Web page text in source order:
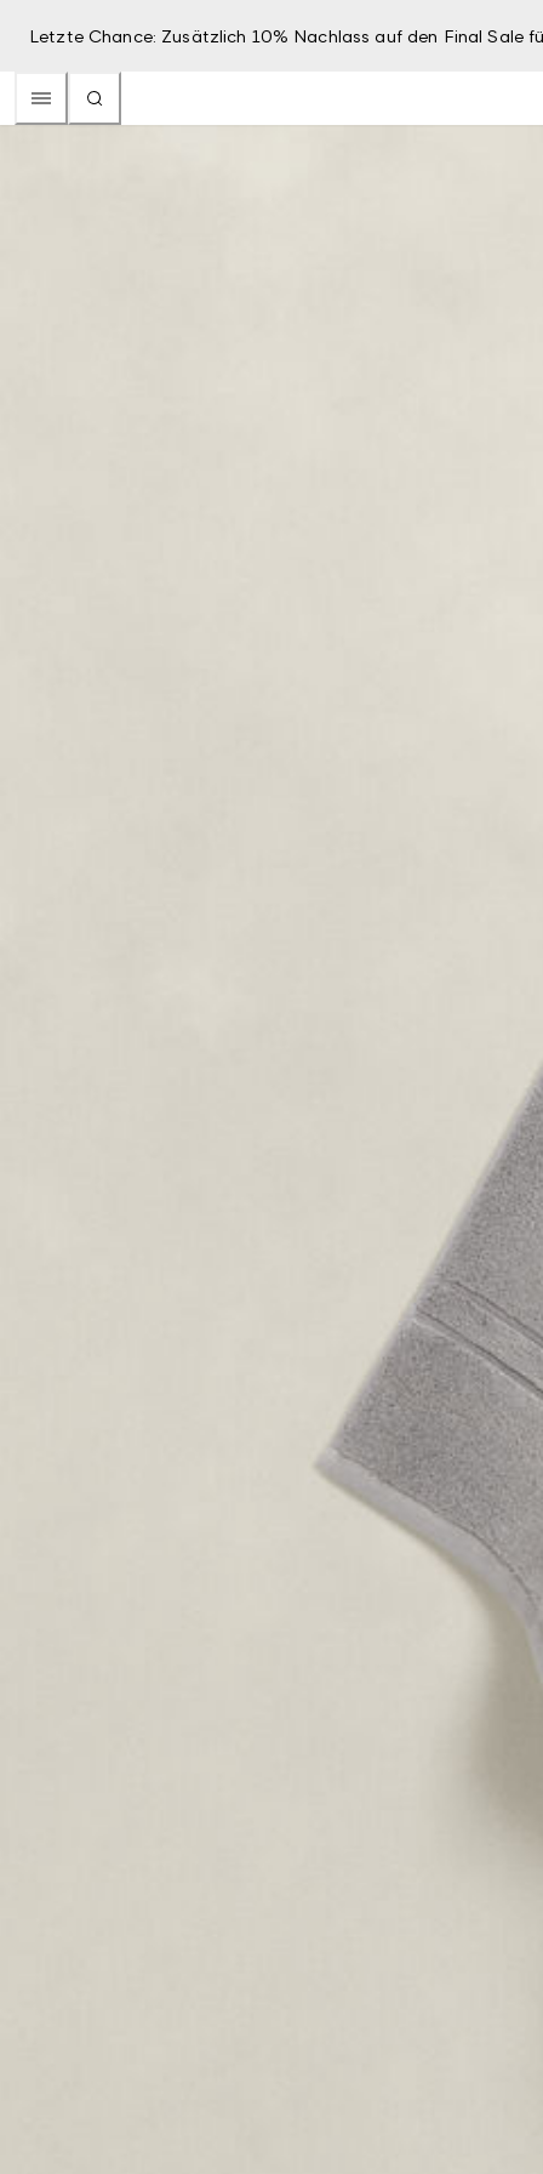
Letzte Chance: Zusätzlich 10% Nachlass auf den Final Sale